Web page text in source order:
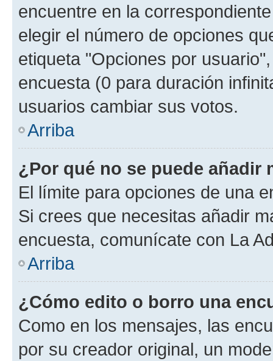
encuentre en la
elegir el número de opciones
etiqueta "Opciones por
encuesta (0 para duración
usuarios cambiar sus votos.
Arriba
¿Por qué no se puede añadir
El límite para opciones de una
Si crees que necesitas añadir
encuesta, comunícate con La
Arriba
¿Cómo edito o borro una
Como en los mensajes, las
por su creador original, un